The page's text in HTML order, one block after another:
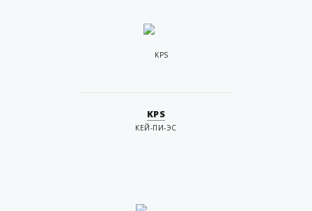
KPS
КЕЙ-ПИ-ЭС